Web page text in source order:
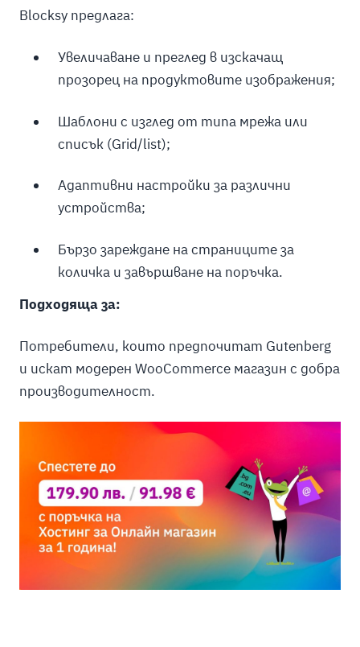
Blocksy предлага:
Увеличаване и преглед в изскачащ
прозорец на продуктовите изображения;
Шаблони с изглед от типа мрежа или
списък (Grid/list);
Адаптивни настройки за различни
устройства;
Бързо зареждане на страниците за
количка и завършване на поръчка.
Подходяща за:
Потребители, които предпочитат Gutenberg
и искат модерен WooCommerce магазин с добра
производителност.